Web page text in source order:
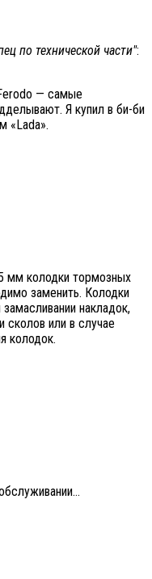
по технической части":
— самые
Я купил в би-би
«Lada».
мм колодки тормозных
заменить. Колодки
накладок,
сколов или в случае
колодок.